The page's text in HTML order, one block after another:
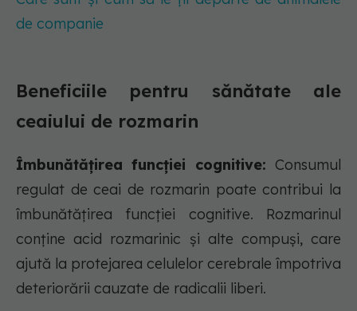
de companie
Beneficiile pentru sănătate ale
ceaiului de rozmarin
Îmbunătățirea funcției cognitive: Consumul
regulat de ceai de rozmarin poate contribui la
îmbunătățirea funcției cognitive. Rozmarinul
conține acid rozmarinic și alte compuși, care
ajută la protejarea celulelor cerebrale împotriva
deteriorării cauzate de radicalii liberi.